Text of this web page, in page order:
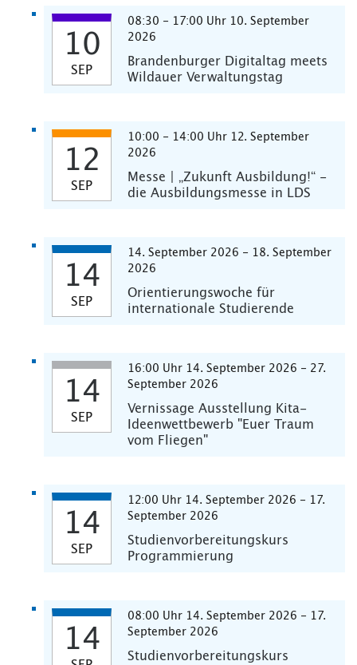
10
SEP
08:30 - 17:00 Uhr 10. September
2026
Brandenburger Digitaltag meets
Wildauer Verwaltungstag
12
SEP
10:00 - 14:00 Uhr 12. September
2026
Messe | „Zukunft Ausbildung!“ -
die Ausbildungsmesse in LDS
14
SEP
14. September 2026 - 18. September
2026
Orientierungswoche für
internationale Studierende
14
SEP
16:00 Uhr 14. September 2026 - 27.
September 2026
Vernissage Ausstellung Kita-
Ideenwettbewerb "Euer Traum
vom Fliegen"
14
SEP
12:00 Uhr 14. September 2026 - 17.
September 2026
Studienvorbereitungskurs
Programmierung
14
08:00 Uhr 14. September 2026 - 17.
September 2026
Studienvorbereitungskurs